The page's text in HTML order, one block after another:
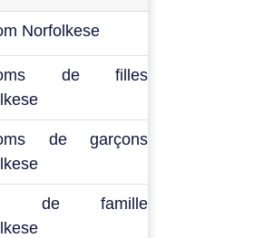
Norfolkese
de filles
de garçons
de famille